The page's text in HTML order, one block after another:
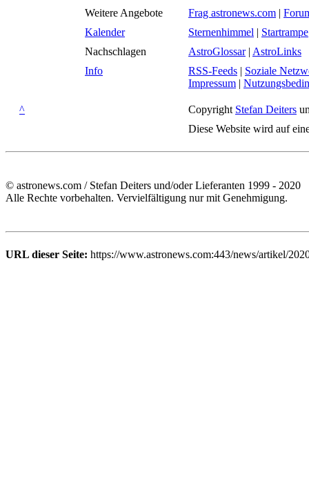
Weitere Angebote
Frag astronews.com |
Kalender
Sternenhimmel | Startrampe
Nachschlagen
AstroGlossar| AstroLinks
Info
RSS-Feeds | Soziale
Impressum |
^ Copyright Stefan Deiters
Diese Website wird auf
© astronews.com / Stefan Deiters und/oder Lieferanten 1999 - 2020
Alle Rechte vorbehalten. Vervielfältigung nur mit Genehmigung.
URL dieser Seite: https://www.astronews.com:443/news/artikel/